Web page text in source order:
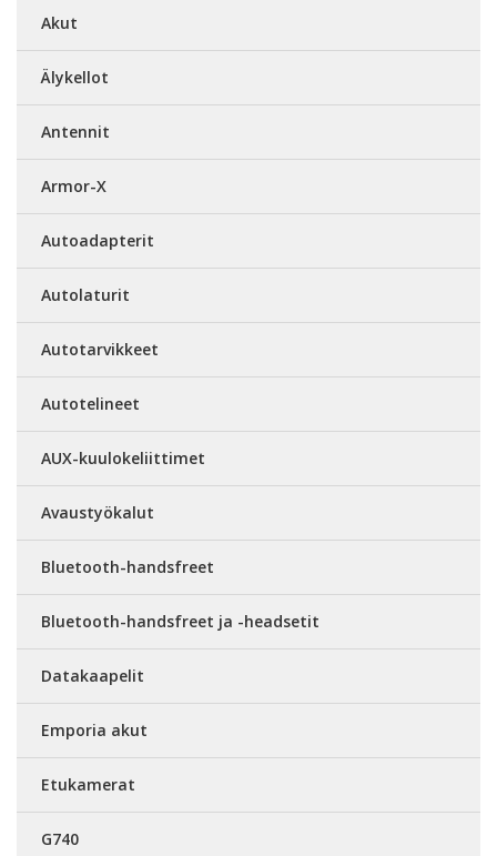
Akut
Älykellot
Antennit
Armor-X
Autoadapterit
Autolaturit
Autotarvikkeet
Autotelineet
AUX-kuulokeliittimet
Avaustyökalut
Bluetooth-handsfreet
Bluetooth-handsfreet ja -headsetit
Datakaapelit
Emporia akut
Etukamerat
G740